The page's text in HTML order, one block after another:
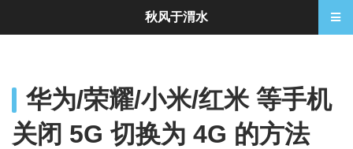
华为/荣耀/小米/红米 等手机
关闭 5G 切换为 4G 的方法
秋风于渭水